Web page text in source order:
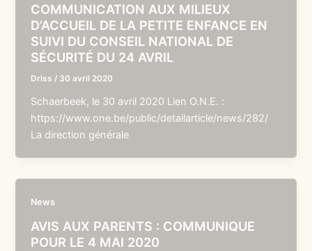
COMMUNICATION AUX MILIEUX
D’ACCUEIL DE LA PETITE ENFANCE EN
SUIVI DU CONSEIL NATIONAL DE
SÉCURITÉ DU 24 AVRIL
Driss / 30 avril 2020
Schaerbeek, le 30 avril 2020 Lien O.N.E. :
https://www.one.be/public/detailarticle/news/282/
La direction générale
News
AVIS AUX PARENTS : COMMUNIQUE
POUR LE 4 MAI 2020